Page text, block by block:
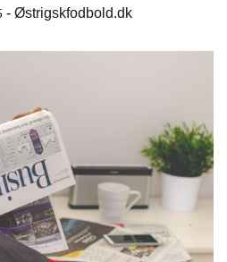
- Østrigskfodbold.dk